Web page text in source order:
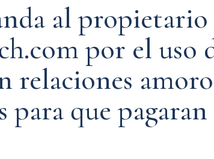
al
por el uso
relaciones
para que